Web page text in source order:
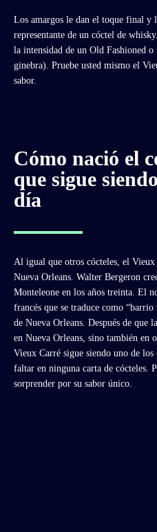
Los amargos le dan el toque final y
representante de un cóctel de
la intensidad de un Old Fashioned
ginebra). Pruebe usted mismo el
sabor.
Cómo nació el
que sigue
día
Al igual que otros cócteles, el
Nueva Orleans. Walter Bergeron
Monteleone en los años treinta. El
francés que se traduce como
de Nueva Orleans. Después de que
en Nueva Orleans, sino también en
Vieux Carré sigue siendo uno de los
faltar en ninguna carta de cócteles.
sorprender por su sabor único.